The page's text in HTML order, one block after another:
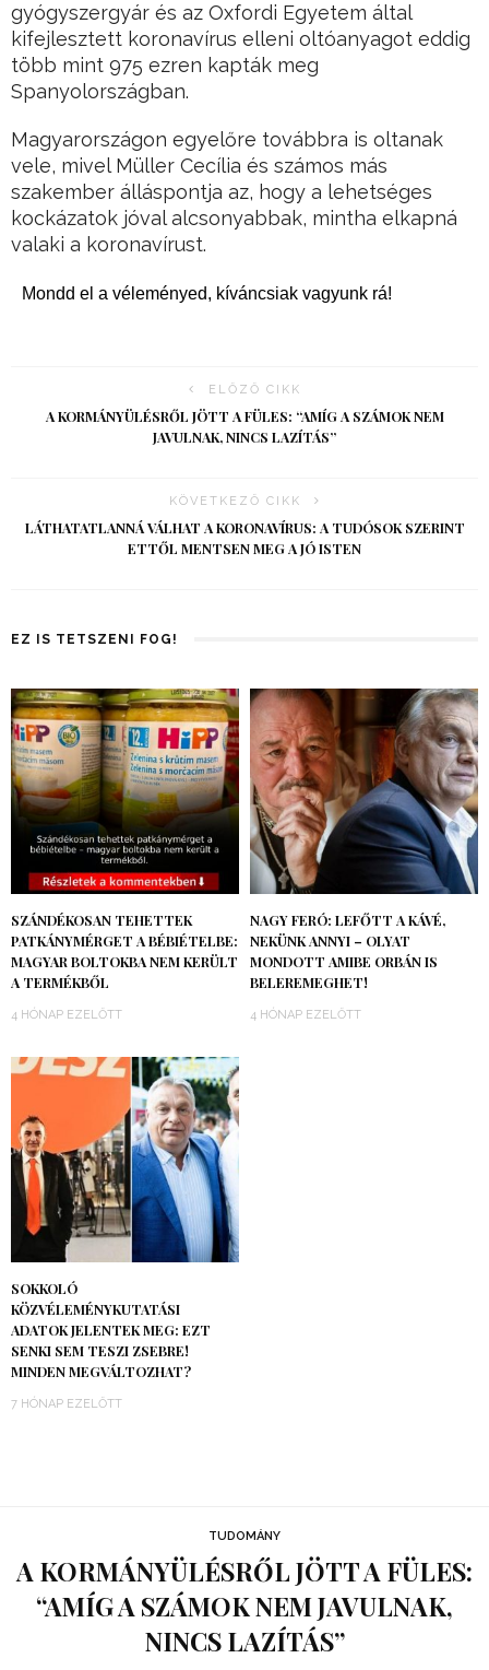
gyógyszergyár és az Oxfordi Egyetem által
kifejlesztett koronavírus elleni oltóanyagot eddig
több mint 975 ezren kapták meg
Spanyolországban.
Magyarországon egyelőre továbbra is oltanak
vele, mivel Müller Cecília és számos más
szakember álláspontja az, hogy a lehetséges
kockázatok jóval alcsonyabbak, mintha elkapná
valaki a koronavírust.
Mondd el a véleményed, kíváncsiak vagyunk rá!
ELŐZŐ CIKK
A KORMÁNYÜLÉSRŐL JÖTT A FÜLES: “AMÍG A SZÁMOK NEM
JAVULNAK, NINCS LAZÍTÁS”
KÖVETKEZŐ CIKK
LÁTHATATLANNÁ VÁLHAT A KORONAVÍRUS: A TUDÓSOK SZERINT
ETTŐL MENTSEN MEG A JÓ ISTEN
EZ IS TETSZENI FOG!
SZÁNDÉKOSAN TEHETTEK
PATKÁNYMÉRGET A BÉBIÉTELBE:
MAGYAR BOLTOKBA NEM KERÜLT
A TERMÉKBŐL
4 HÓNAP EZELŐTT
NAGY FERÓ: LEFŐTT A KÁVÉ,
NEKÜNK ANNYI – OLYAT
MONDOTT AMIBE ORBÁN IS
BELEREMEGHET!
4 HÓNAP EZELŐTT
SOKKOLÓ
KÖZVÉLEMÉNYKUTATÁSI
ADATOK JELENTEK MEG: EZT
SENKI SEM TESZI ZSEBRE!
MINDEN MEGVÁLTOZHAT?
7 HÓNAP EZELŐTT
TUDOMÁNY
A KORMÁNYÜLÉSRŐL JÖTT A FÜLES:
“AMÍG A SZÁMOK NEM JAVULNAK,
NINCS LAZÍTÁS”